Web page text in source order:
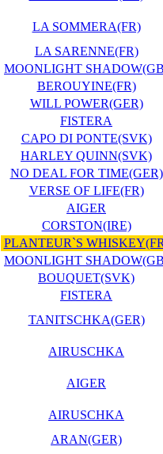
LA SOMMERA(FR)
LA SARENNE(FR)
MOONLIGHT
BEROUYINE(FR)
WILL POWER(GER)
FISTERA
CAPO DI PONTE(SVK)
HARLEY QUINN(SVK)
NO DEAL FOR TIME(GER)
VERSE OF LIFE(FR)
AIGER
CORSTON(IRE)
PLANTEUR`S
MOONLIGHT
BOUQUET(SVK)
FISTERA
TANITSCHKA(GER)
AIRUSCHKA
AIGER
AIRUSCHKA
ARAN(GER)